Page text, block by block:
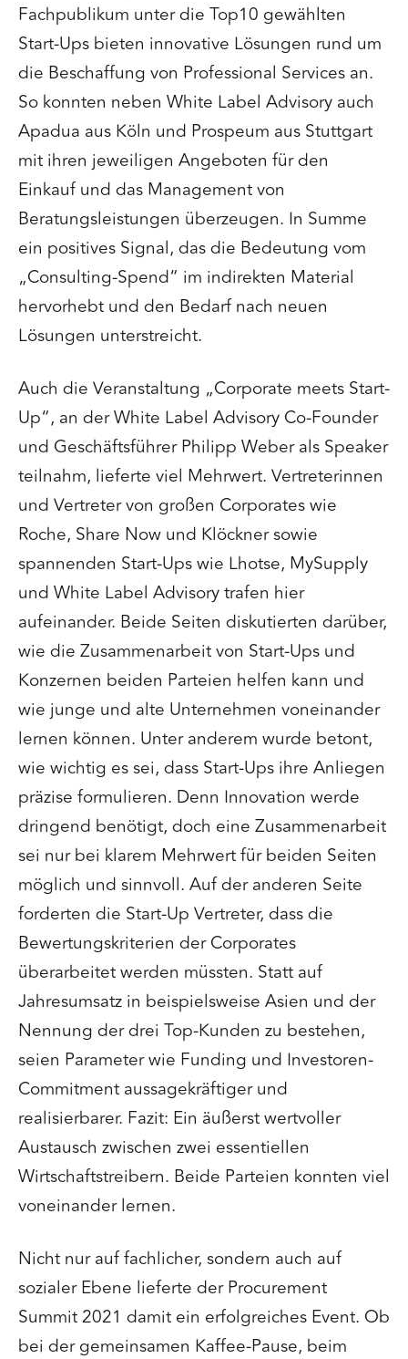
Fachpublikum unter die Top10 gewählten
Start-Ups bieten innovative Lösungen rund um
die Beschaffung von Professional Services an.
So konnten neben White Label Advisory auch
Apadua aus Köln und Prospeum aus Stuttgart
mit ihren jeweiligen Angeboten für den
Einkauf und das Management von
Beratungsleistungen überzeugen. In Summe
ein positives Signal, das die Bedeutung vom
„Consulting-Spend“ im indirekten Material
hervorhebt und den Bedarf nach neuen
Lösungen unterstreicht.
Auch die Veranstaltung „Corporate meets Start-
Up“, an der White Label Advisory Co-Founder
und Geschäftsführer Philipp Weber als Speaker
teilnahm, lieferte viel Mehrwert. Vertreterinnen
und Vertreter von großen Corporates wie
Roche, Share Now und Klöckner sowie
spannenden Start-Ups wie Lhotse, MySupply
und White Label Advisory trafen hier
aufeinander. Beide Seiten diskutierten darüber,
wie die Zusammenarbeit von Start-Ups und
Konzernen beiden Parteien helfen kann und
wie junge und alte Unternehmen voneinander
lernen können. Unter anderem wurde betont,
wie wichtig es sei, dass Start-Ups ihre Anliegen
präzise formulieren. Denn Innovation werde
dringend benötigt, doch eine Zusammenarbeit
sei nur bei klarem Mehrwert für beiden Seiten
möglich und sinnvoll. Auf der anderen Seite
forderten die Start-Up Vertreter, dass die
Bewertungskriterien der Corporates
überarbeitet werden müssten. Statt auf
Jahresumsatz in beispielsweise Asien und der
Nennung der drei Top-Kunden zu bestehen,
seien Parameter wie Funding und Investoren-
Commitment aussagekräftiger und
realisierbarer. Fazit: Ein äußerst wertvoller
Austausch zwischen zwei essentiellen
Wirtschaftstreibern. Beide Parteien konnten viel
voneinander lernen.
Nicht nur auf fachlicher, sondern auch auf
sozialer Ebene lieferte der Procurement
Summit 2021 damit ein erfolgreiches Event. Ob
bei der gemeinsamen Kaffee-Pause, beim